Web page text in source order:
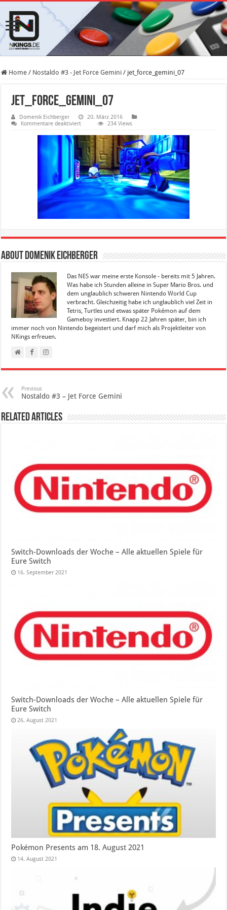
Home / Nostaldo #3 - Jet Force Gemini / jet_force_gemini_07
jet_force_gemini_07
Domenik Eichberger
20. März 2016
Kommentare deaktiviertfür
234 Views
About Domenik Eichberger
Das NES war meine erste Konsole - bereits mit 5 Jahren.
Was habe ich Stunden alleine in Super Mario Bros. und
dem unglaublich schweren Nintendo World Cup
verbracht. Gleichzeitig habe ich unglaublich viel Zeit in
Tetris, Turtles und etwas später Pokémon auf dem
Gameboy investiert. Knapp 22 Jahren später, bin ich
immer noch von Nintendo begeistert und darf mich als Projektleiter von
NKings erfreuen.
Previous
Nostaldo #3 – Jet Force Gemini
Related Articles
Switch-Downloads der Woche – Alle aktuellen Spiele für
Eure Switch
16. September 2021
Switch-Downloads der Woche – Alle aktuellen Spiele für
Eure Switch
26. August 2021
Pokémon Presents am 18. August 2021
14. August 2021